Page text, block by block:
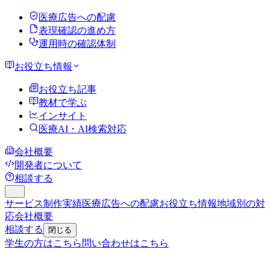
医療広告への配慮
表現確認の進め方
運用時の確認体制
お役立ち情報
お役立ち記事
教材で学ぶ
インサイト
医療AI・AI検索対応
会社概要
開発者について
相談する
サービス制作実績医療広告への配慮お役立ち情報地域別の対
応会社概要
相談する
閉じる
学生の方はこちら 問い合わせはこちら